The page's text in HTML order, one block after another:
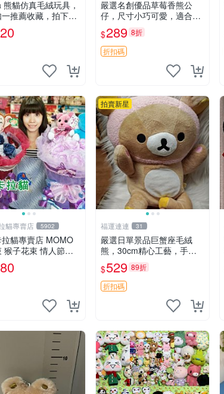
熊貓仿真毛絨玩具，
推薦收藏，拍下無
貓 毛絨玩具 收藏
嚴選名創優品草莓香熊公
仔，尺寸小巧可愛，適合收
藏賞玩 30cm 玩具 公仔 草
莓熊
$289 8折
折扣碼
貓專賣店 5902
貓專賣店 MOMO
猴子花束 情人節禮
一 可繡字 可今天寄
拍賣新星
福運連連 31
嚴選日單景品巨蟹座毛絨
熊，30cm精心工藝，手感
軟糯推薦收藏送人 巨蟹座
毛絨玩具 精緻做工
$529 89折
折扣碼